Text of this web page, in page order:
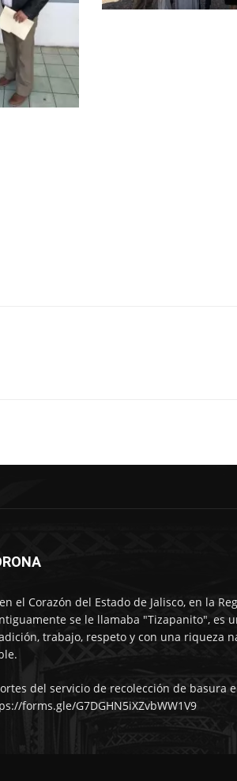
el Corazón del Estado de Jalisco, en la
se le llamaba "Tizapanito", es
trabajo, respeto y con una riqueza
del servicio de recolección de basura
forms.gle/G7DGHN5iXZvbWW1V9